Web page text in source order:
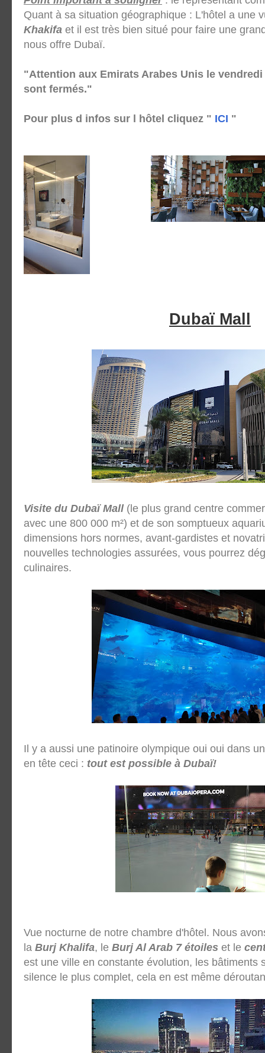
Quant à sa situation géographique : L'hôtel a une
Khakifa et il est très bien situé pour faire une
nous offre Dubaï.
"Attention aux Emirats Arabes Unis le
sont fermés."
Pour plus d infos sur l hôtel cliquez " ICI "
Dubaï Mall
Visite du Dubaï Mall(le plus grand centre
avec une 800 000 m²) et de son somptueux
dimensions hors normes, avant-gardistes et
nouvelles technologies assurées, vous pourrez
culinaires.
Il y a aussi une patinoire olympique oui oui dans
en tête ceci : tout est possible à Dubaï!
Vue nocturne de notre chambre d'hôtel. Nous
la Burj Khalifa, le Burj Al Arab 7 étoiles et le
est une ville en constante évolution, les bâtiments
silence le plus complet, cela en est même